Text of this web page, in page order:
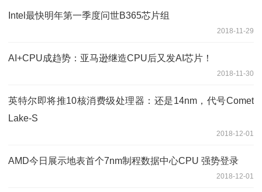
Intel最快明年第一季度问世B365芯片组
2018-11-29
AI+CPU成趋势：亚马逊继造CPU后又发AI芯片！
2018-11-30
英特尔即将推10核消费级处理器：还是14nm，代号Comet
Lake-S
2018-12-01
AMD今日展示地表首个7nm制程数据中心CPU 强势登录
2018-12-01